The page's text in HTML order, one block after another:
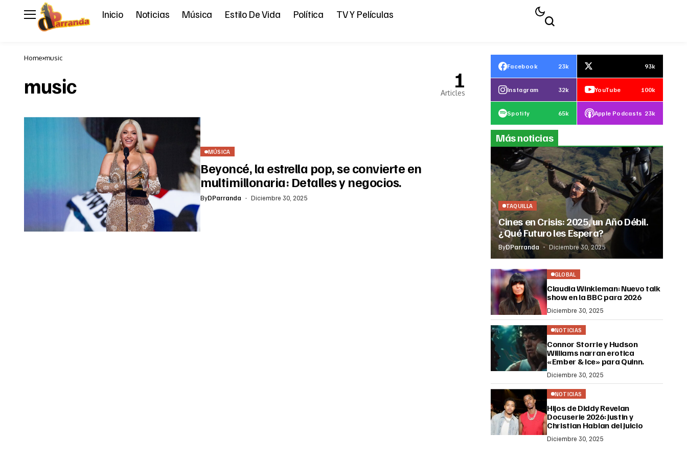
Inicio Noticias Música Estilo De Vida Política TV Y Películas
Home music
music 1
Articles
MÚSICA
Beyoncé, la estrella pop, se convierte en
multimillonaria: Detalles y negocios.
ByDParranda Diciembre 30, 2025
Facebook 23k 93k
Instagram 32k YouTube 100k
Spotify 65k Apple Podcasts 23k
Más noticias
TAQUILLA
Cines en Crisis: 2025, un Año Débil.
¿Qué Futuro les Espera?
ByDParranda Diciembre 30, 2025
GLOBAL
Claudia Winkleman: Nuevo talk
show en la BBC para 2026
Diciembre 30, 2025
NOTICIAS
Connor Storrie y Hudson
Williams narran erotica
«Ember & Ice» para Quinn.
Diciembre 30, 2025
NOTICIAS
Hijos de Diddy Revelan
Docuserie 2026: Justin y
Christian Hablan del Juicio
Diciembre 30, 2025